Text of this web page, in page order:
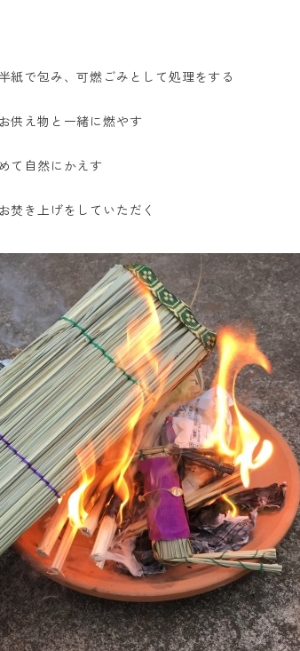
紙で包み、可燃ごみとして処理をする
供え物と一緒に燃やす
て自然にかえす
き上げをしていただく